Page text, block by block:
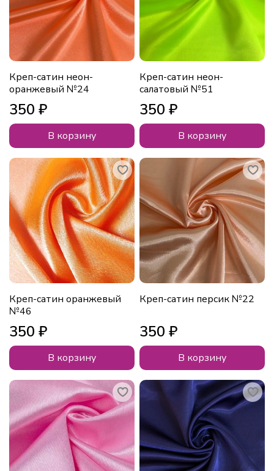
Креп-сатин неон-
оранжевый №24
350 ₽
В корзину
Креп-сатин неон-
салатовый №51
350 ₽
В корзину
Креп-сатин оранжевый
№46
350 ₽
В корзину
Креп-сатин персик №22
350 ₽
В корзину